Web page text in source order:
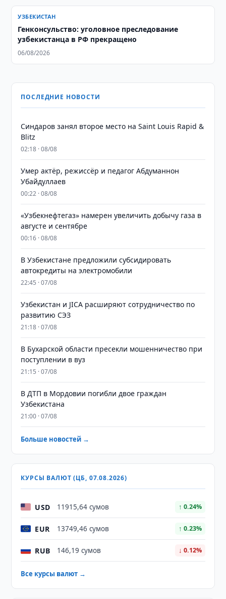
УЗБЕКИСТАН
Генконсульство: уголовное преследование
узбекистанца в РФ прекращено
06/08/2026
ПОСЛЕДНИЕ НОВОСТИ
Синдаров занял второе место на Saint Louis Rapid &
Blitz
02:18 · 08/08
Умер актёр, режиссёр и педагог Абдуманнон
Убайдуллаев
00:22 · 08/08
«Узбекнефтегаз» намерен увеличить добычу газа в
августе и сентябре
00:16 · 08/08
В Узбекистане предложили субсидировать
автокредиты на электромобили
22:45 · 07/08
Узбекистан и JICA расширяют сотрудничество по
развитию СЭЗ
21:18 · 07/08
В Бухарской области пресекли мошенничество при
поступлении в вуз
21:15 · 07/08
В ДТП в Мордовии погибли двое граждан
Узбекистана
21:00 · 07/08
Больше новостей →
КУРСЫ ВАЛЮТ (ЦБ, 07.08.2026)
USD 11915,64 сумов ↑ 0.24%
EUR 13749,46 сумов ↑ 0.23%
RUB 146,19 сумов ↓ 0.12%
Все курсы валют →